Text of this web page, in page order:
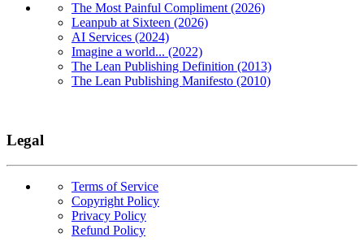
The Most Painful Compliment (2026)
Leanpub at Sixteen (2026)
AI Services (2024)
Imagine a world... (2022)
The Lean Publishing Definition (2013)
The Lean Publishing Manifesto (2010)
Legal
Terms of Service
Copyright Policy
Privacy Policy
Refund Policy